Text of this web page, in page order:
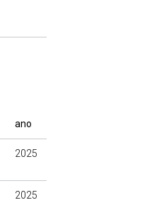
ano
2025
2025